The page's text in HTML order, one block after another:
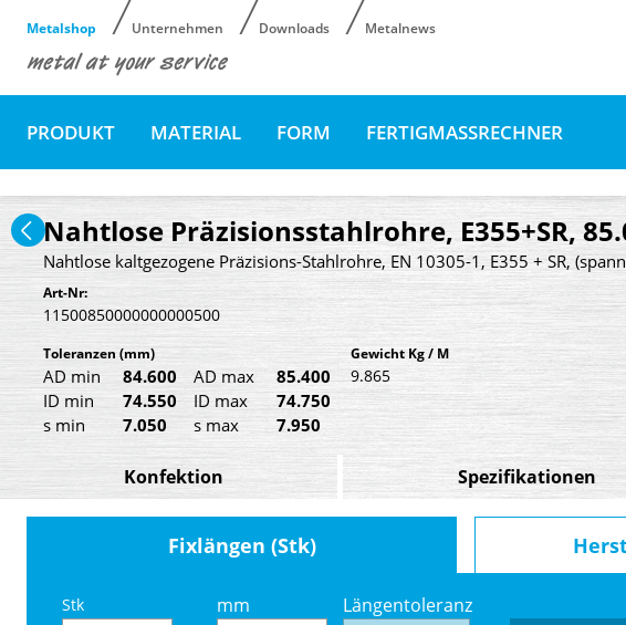
Metalshop Unternehmen Downloads Metalnews
PRODUKT MATERIAL FORM FERTIGMASSRECHNER
Nahtlose Präzisionsstahlrohre, E355+SR,
Nahtlose kaltgezogene Präzisions-Stahlrohre, EN 10305-1, E355 + SR,
Art-Nr:
11500850000000000500
Toleranzen (mm)
AD min 84.600 AD max
85.400
ID min
74.550 ID max
74.750
s min
7.050 s max 7.950
Gewicht Kg / M
9.865
Konfektion Spezifikationen
Fixlängen (Stk)
Stk mm Längentoleranz